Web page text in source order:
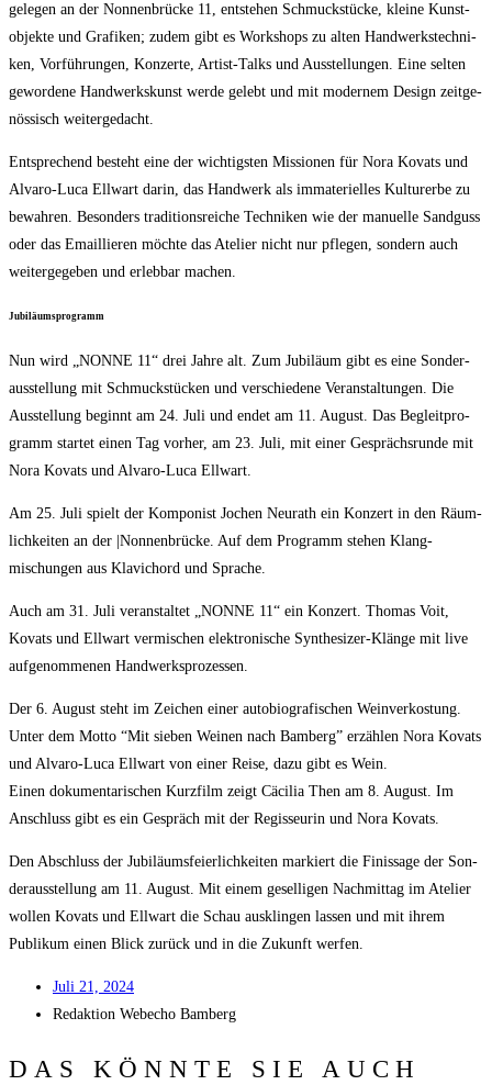
gele­gen an der Non­nen­brü­cke 11, ent­ste­hen Schmuck­stü­cke, klei­ne Kunst­
ob­jek­te und Gra­fi­ken; zudem gibt es Work­shops zu alten Hand­werks­tech­ni­
ken, Vor­füh­run­gen, Kon­zer­te, Artist-Talks und Aus­stel­lun­gen. Eine sel­ten
gewor­de­ne Hand­werks­kunst wer­de gelebt und mit moder­nem Design zeit­ge­
nös­sisch weitergedacht.
Ent­spre­chend besteht eine der wich­tigs­ten Mis­sio­nen für Nora Kovats und
Alva­ro-Luca Ell­wart dar­in, das Hand­werk als imma­te­ri­el­les Kul­tur­er­be zu
bewah­ren. Beson­ders tra­di­ti­ons­rei­che Tech­ni­ken wie der manu­el­le Sand­guss
oder das Email­lie­ren möch­te das Ate­lier nicht nur pfle­gen, son­dern auch
wei­ter­ge­ge­ben und erleb­bar machen.
Jubi­lä­ums­pro­gramm
Nun wird „NONNE 11“ drei Jah­re alt. Zum Jubi­lä­um gibt es eine Son­der­
aus­stel­lung mit Schmuck­stü­cken und ver­schie­de­ne Ver­an­stal­tun­gen. Die
Aus­stel­lung beginnt am 24. Juli und endet am 11. August. Das Begleit­pro­
gramm star­tet einen Tag vor­her, am 23. Juli, mit einer Gesprächs­run­de mit
Nora Kovats und Alva­ro-Luca Ellwart.
Am 25. Juli spielt der Kom­po­nist Jochen Neu­r­a­th ein Kon­zert in den Räum­
lich­kei­ten an der |Non­nen­brü­cke. Auf dem Pro­gramm ste­hen Klang­
mischun­gen aus Kla­vichord und Sprache.
Auch am 31. Juli ver­an­stal­tet „NONNE 11“ ein Kon­zert. Tho­mas Voit,
Kovats und Ell­wart ver­mi­schen elek­tro­ni­sche Syn­the­si­zer-Klän­ge mit live
auf­ge­nom­me­nen Handwerksprozessen.
Der 6. August steht im Zei­chen einer auto­bio­gra­fi­schen Wein­ver­kos­tung.
Unter dem Mot­to “Mit sie­ben Wei­nen nach Bam­berg” erzählen Nora Kovats
und Alva­ro-Luca Ell­wart von einer Rei­se, dazu gibt es Wein.
Einen doku­men­ta­ri­schen Kurz­film zeigt Cäcilia Then am 8. August. Im
Anschluss gibt es ein Gespräch mit der Regis­seu­rin und Nora Kovats.
Den Abschluss der Jubi­lä­ums­fei­er­lich­kei­ten mar­kiert die Finis­sa­ge der Son­
der­aus­stel­lung am 11. August. Mit einem gesel­li­gen Nach­mit­tag im Ate­lier
wol­len Kovats und Ell­wart die Schau aus­klin­gen las­sen und mit ihrem
Publi­kum einen Blick zurück und in die Zukunft werfen.
Juli 21, 2024
Redak­ti­on Web­echo Bamberg
DAS KÖNNTE SIE AUCH